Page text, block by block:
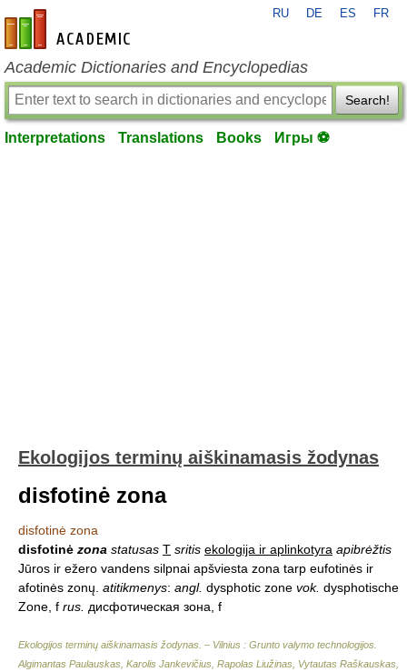
en-academic.com
RU DE ES FR
Academic Dictionaries and Encyclopedias
Search!
Interpretations Translations Books Игры ⚽
Ekologijos terminų aiškinamasis žodynas
disfotinė zona
disfotinė zona
disfotinė zona statusas T sritis ekologija ir aplinkotyra apibrėžtis
Jūros ir ežero vandens silpnai apšviesta zona tarp eufotinės ir
afotinės zonų. atitikmenys: angl. dysphotic zone vok. dysphotische
Zone, f rus. дисфотическая зона, f
Ekologijos terminų aiškinamasis žodynas. – Vilnius : Grunto valymo technologijos
Algimantas Paulauskas, Karolis Jankevičius, Rapolas Liužinas, Vytautas Raškauskas,